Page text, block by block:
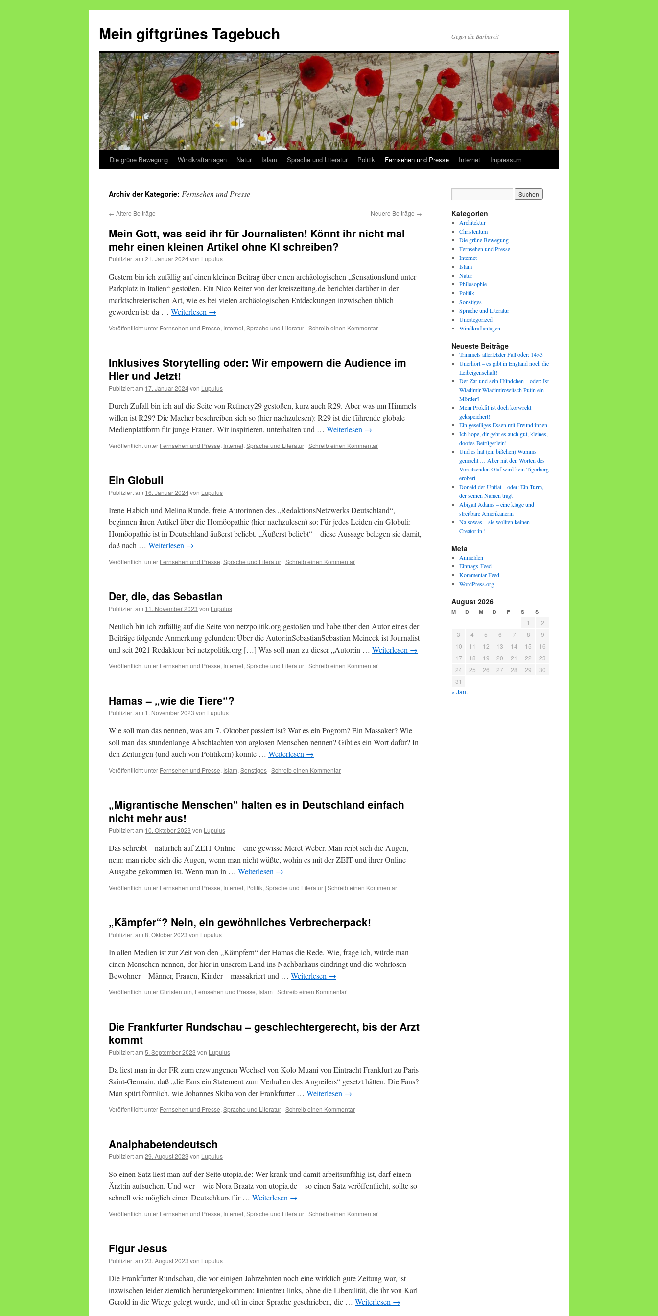
Mein giftgrünes Tagebuch Gegen die Barbarei!
Zum
springen
Die grüne Bewegung Windkraftanlagen Natur Islam Sprache und Literatur Politik Fernsehen und Presse Internet Impressum
Archiv der Kategorie: Fernsehen und Presse
← Ältere Beiträge Neuere Beiträge →
Mein Gott, was seid ihr für Journalisten! Könnt ihr nicht mal
mehr einen kleinen Artikel ohne KI schreiben?
Publiziert am 21. Januar 2024von Lupulus
Gestern bin ich zufällig auf einen kleinen Beitrag über einen archäologischen „Sensationsfund unter
Parkplatz in Italien“ gestoßen. Ein Nico Reiter von der kreiszeitung.de berichtet darüber in der
marktschreierischen Art, wie es bei vielen archäologischen Entdeckungen inzwischen üblich
geworden ist: da … Weiterlesen →
Veröffentlicht unter Fernsehen und Presse, Internet, Sprache und Literatur | Schreib einen Kommentar
Inklusives Storytelling oder: Wir empowern die Audience im
Hier und Jetzt!
Publiziert am 17. Januar 2024von Lupulus
Durch Zufall bin ich auf die Seite von Refinery29 gestoßen, kurz auch R29. Aber was um Himmels
willen ist R29? Die Macher beschreiben sich so (hier nachzulesen): R29 ist die führende globale
Medienplattform für junge Frauen. Wir inspirieren, unterhalten und … Weiterlesen →
Veröffentlicht unter Fernsehen und Presse, Internet, Sprache und Literatur | Schreib einen Kommentar
Ein Globuli
Publiziert am 16. Januar 2024von Lupulus
Irene Habich und Melina Runde, freie Autorinnen des „RedaktionsNetzwerks Deutschland“,
beginnen ihren Artikel über die Homöopathie (hier nachzulesen) so: Für jedes Leiden ein Globuli:
Homöopathie ist in Deutschland äußerst beliebt. „Äußerst beliebt“ – diese Aussage belegen sie damit,
daß nach … Weiterlesen →
Veröffentlicht unter Fernsehen und Presse, Sprache und Literatur | Schreib einen Kommentar
Der, die, das Sebastian
Publiziert am 11. November 2023 von Lupulus
Neulich bin ich zufällig auf die Seite von netzpolitik.org gestoßen und habe über den Autor eines der
Beiträge folgende Anmerkung gefunden: Über die Autor:inSebastianSebastian Meineck ist Journalist
und seit 2021 Redakteur bei netzpolitik.org […] Was soll man zu dieser „Autor:in … Weiterlesen →
Veröffentlicht unter Fernsehen und Presse, Internet, Sprache und Literatur | Schreib einen Kommentar
Hamas – „wie die Tiere“?
Publiziert am 1. November 2023 von Lupulus
Wie soll man das nennen, was am 7. Oktober passiert ist? War es ein Pogrom? Ein Massaker? Wie
soll man das stundenlange Abschlachten von arglosen Menschen nennen? Gibt es ein Wort dafür? In
den Zeitungen (und auch von Politikern) konnte … Weiterlesen →
Veröffentlicht unter Fernsehen und Presse, Islam, Sonstiges | Schreib einen Kommentar
„Migrantische Menschen“ halten es in Deutschland einfach
nicht mehr aus!
Publiziert am 10. Oktober 2023 von Lupulus
Das schreibt – natürlich auf ZEIT Online – eine gewisse Meret Weber. Man reibt sich die Augen,
nein: man riebe sich die Augen, wenn man nicht wüßte, wohin es mit der ZEIT und ihrer Online-
Ausgabe gekommen ist. Wenn man in … Weiterlesen →
Veröffentlicht unter Fernsehen und Presse, Internet, Politik, Sprache und Literatur | Schreib einen Kommentar
„Kämpfer“? Nein, ein gewöhnliches Verbrecherpack!
Publiziert am 8. Oktober 2023 von Lupulus
In allen Medien ist zur Zeit von den „Kämpfern“ der Hamas die Rede. Wie, frage ich, würde man
einen Menschen nennen, der hier in unserem Land ins Nachbarhaus eindringt und die wehrlosen
Bewohner – Männer, Frauen, Kinder – massakriert und … Weiterlesen →
Veröffentlicht unterChristentum, Fernsehen und Presse, Islam | Schreib einen Kommentar
Die Frankfurter Rundschau – geschlechtergerecht, bis der Arzt
kommt
Publiziert am 5. September 2023 von Lupulus
Da liest man in der FR zum erzwungenen Wechsel von Kolo Muani von Eintracht Frankfurt zu Paris
Saint-Germain, daß „die Fans ein Statement zum Verhalten des Angreifers“ gesetzt hätten. Die Fans?
Man spürt förmlich, wie Johannes Skiba von der Frankfurter … Weiterlesen →
Veröffentlicht unter Fernsehen und Presse, Sprache und Literatur | Schreib einen Kommentar
Analphabetendeutsch
Publiziert am 29. August 2023 von Lupulus
So einen Satz liest man auf der Seite utopia.de: Wer krank und damit arbeitsunfähig ist, darf eine:n
Ärzt:in aufsuchen. Und wer – wie Nora Braatz von utopia.de – so einen Satz veröffentlicht, sollte so
schnell wie möglich einen Deutschkurs für … Weiterlesen →
Veröffentlicht unter Fernsehen und Presse, Internet, Sprache und Literatur | Schreib einen Kommentar
Figur Jesus
Publiziert am 23. August 2023 von Lupulus
Die Frankfurter Rundschau, die vor einigen Jahrzehnten noch eine wirklich gute Zeitung war, ist
inzwischen leider ziemlich heruntergekommen: linientreu links, ohne die Liberalität, die ihr von Karl
Gerold in die Wiege gelegt wurde, und oft in einer Sprache geschrieben, die … Weiterlesen →
Kategorien
Architektur
Christentum
Die grüne Bewegung
Fernsehen und Presse
Internet
Islam
Natur
Philosophie
Politik
Sonstiges
Sprache und Literatur
Uncategorized
Windkraftanlagen
Neueste Beiträge
Trimmels allerletzter Fall oder: 14>3
Unerhört – es gibt in England noch die
Leibeigenschaft!
Der Zar und sein Hündchen – oder: Ist
Wladimir Wladimirowitsch Putin ein
Mörder?
Mein Prokfil ist doch korwrekt
gekspeichert!
Ein geselliges Essen mit Freund:innen
Ich hope, dir geht es auch gut, kleines,
doofes Betrügerlein!
Und es hat (ein bißchen) Wumms
gemacht … Aber mit den Worten des
Vorsitzenden Olaf wird kein Tigerberg
erobert
Donald der Unflat – oder: Ein Turm,
der seinen Namen trägt
Abigail Adams – eine kluge und
streitbare Amerikanerin
Na sowas – sie wollten keinen
Creator:in !
Meta
Anmelden
Eintrags-Feed
Kommentar-Feed
WordPress.org
August 2026
M D M D F S S
1
2
3
4 5 6 7 8
9
10
11 12 13 14 15
16
17
18 19 20 21 22
23
24
25 26 27 28 29
30
31
« Jan.